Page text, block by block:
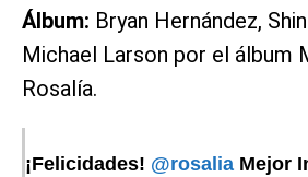
Álbum: Bryan Hernández,
Michael Larson por el álbum
Rosalía.
¡Felicidades! @rosalia Mejor